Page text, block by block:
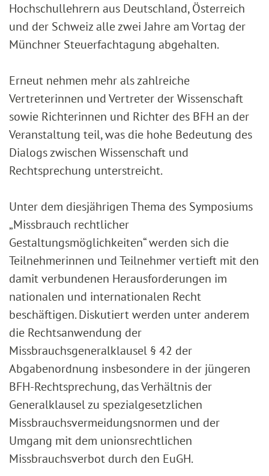
Hochschullehrern aus Deutschland, Österreich
und der Schweiz alle zwei Jahre am Vortag der
Münchner Steuerfachtagung abgehalten.
Erneut nehmen mehr als zahlreiche
Vertreterinnen und Vertreter der Wissenschaft
sowie Richterinnen und Richter des BFH an der
Veranstaltung teil, was die hohe Bedeutung des
Dialogs zwischen Wissenschaft und
Rechtsprechung unterstreicht.
Unter dem diesjährigen Thema des Symposiums
„Missbrauch rechtlicher
Gestaltungsmöglichkeiten“ werden sich die
Teilnehmerinnen und Teilnehmer vertieft mit den
damit verbundenen Herausforderungen im
nationalen und internationalen Recht
beschäftigen. Diskutiert werden unter anderem
die Rechtsanwendung der
Missbrauchsgeneralklausel § 42 der
Abgabenordnung insbesondere in der jüngeren
BFH-Rechtsprechung, das Verhältnis der
Generalklausel zu spezialgesetzlichen
Missbrauchsvermeidungsnormen und der
Umgang mit dem unionsrechtlichen
Missbrauchsverbot durch den EuGH.